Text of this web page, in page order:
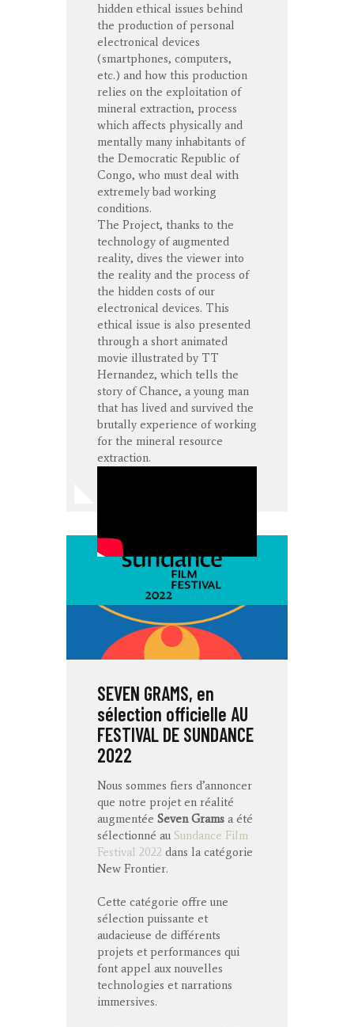
hidden ethical issues behind
the production of personal
electronical devices
(smartphones, computers,
etc.) and how this production
relies on the exploitation of
mineral extraction, process
which affects physically and
mentally many inhabitants of
the Democratic Republic of
Congo, who must deal with
extremely bad working
conditions.
The Project, thanks to the
technology of augmented
reality, dives the viewer into
the reality and the process of
the hidden costs of our
electronical devices. This
ethical issue is also presented
through a short animated
movie illustrated by TT
Hernandez, which tells the
story of Chance, a young man
that has lived and survived the
brutally experience of working
for the mineral resource
extraction.
SEVEN GRAMS, en
sélection officielle AU
FESTIVAL DE SUNDANCE
2022
Nous sommes fiers d’annoncer
que notre projet en réalité
augmentée Seven Grams a été
sélectionné au Sundance Film
Festival 2022 dans la catégorie
New Frontier.
Cette catégorie offre une
sélection puissante et
audacieuse de différents
projets et performances qui
font appel aux nouvelles
technologies et narrations
immersives.